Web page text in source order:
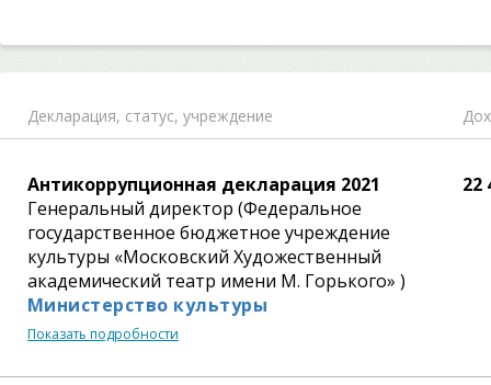
Декларация, статус, учреждение
Антикоррупционная декларация 2021
Генеральный директор (Федеральное
государственное бюджетное учреждение
культуры «Московский Художественный
академический театр имени М. Горького» )
Министерство культуры
Показать подробности
22